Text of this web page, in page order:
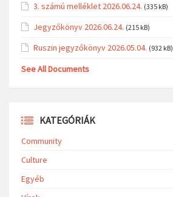
3. számú melléklet 2026.06.24. (335 kB)
Jegyzőkönyv 2026.06.24. (215 kB)
Ruszin jegyzőkönyv 2026.05.04. (932 kB)
See All Documents
KATEGÓRIÁK
Community
Culture
Egyéb